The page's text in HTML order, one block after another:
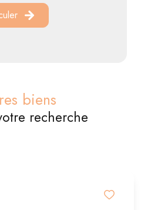
biens
recherche